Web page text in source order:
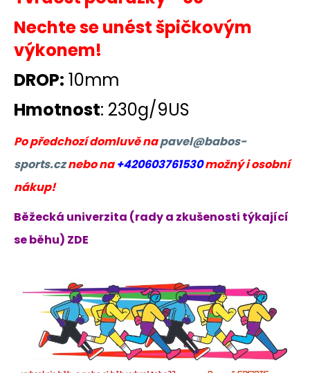
Nechte se unést špičkovým
výkonem!
DROP: 10mm
Hmotnost: 230g/9US
Po předchozí domluvě napavel@babos-
sports.cznebo na+420603761530možný i osobní
nákup!
Běžecká univerzita (rady a zkušenosti týkající
se běhu) ZDE